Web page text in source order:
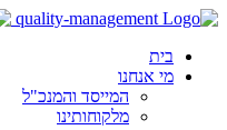
בית
מי אנחנו
המייסד והמנכ"ל
מלקוחותינו